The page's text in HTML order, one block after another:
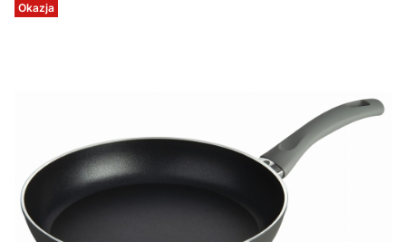
Okazja